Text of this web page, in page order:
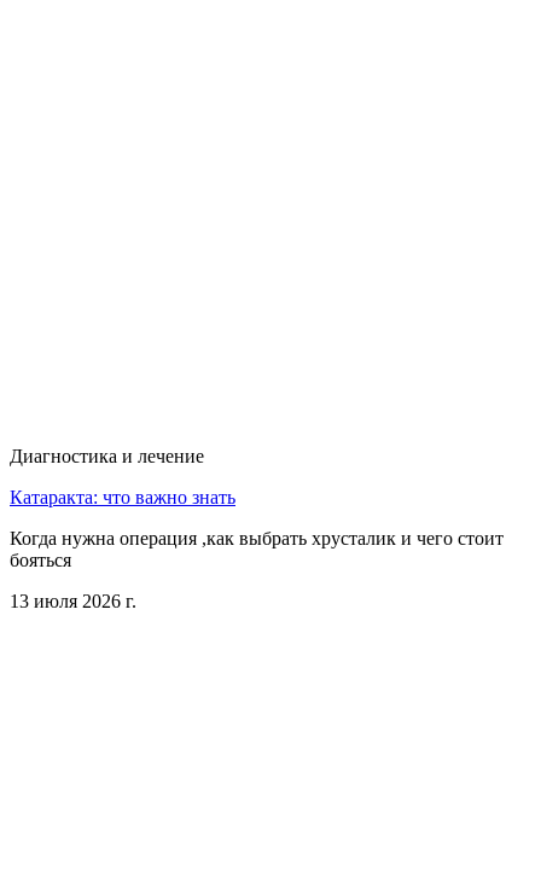
Диагностика и лечение
Катаракта: что важно знать
Когда нужна операция ,как выбрать хрусталик и чего стоит
бояться
13 июля 2026 г.